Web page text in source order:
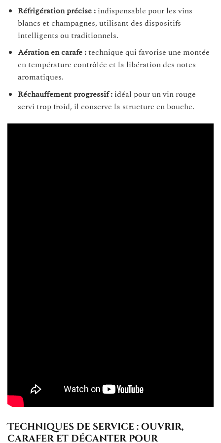
Réfrigération précise :indispensable pour les vins
blancs et champagnes, utilisant des dispositifs
intelligents ou traditionnels.
Aération en carafe :technique qui favorise une montée
en température contrôlée et la libération des notes
aromatiques.
Réchauffement progressif :idéal pour un vin rouge
servi trop froid, il conserve la structure en bouche.
Techniques de service : ouvrir,
carafer et décanter pour